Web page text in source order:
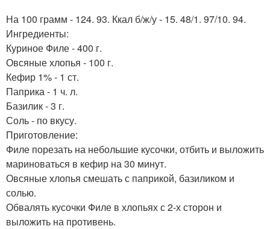
На 100 грамм - 124. 93. Ккал б/ж/у - 15. 48/1. 97/10. 94.
Ингредиенты:
Куриное Филе - 400 г.
Овсяные хлопья - 100 г.
Кефир 1% - 1 ст.
Паприка - 1 ч. л.
Базилик - 3 г.
Соль - по вкусу.
Приготовление:
Филе порезать на небольшие кусочки, отбить и выложить
мариноваться в кефир на 30 минут.
Овсяные хлопья смешать с паприкой, базиликом и
солью.
Обвалять кусочки Филе в хлопьях с 2-х сторон и
выложить на противень.